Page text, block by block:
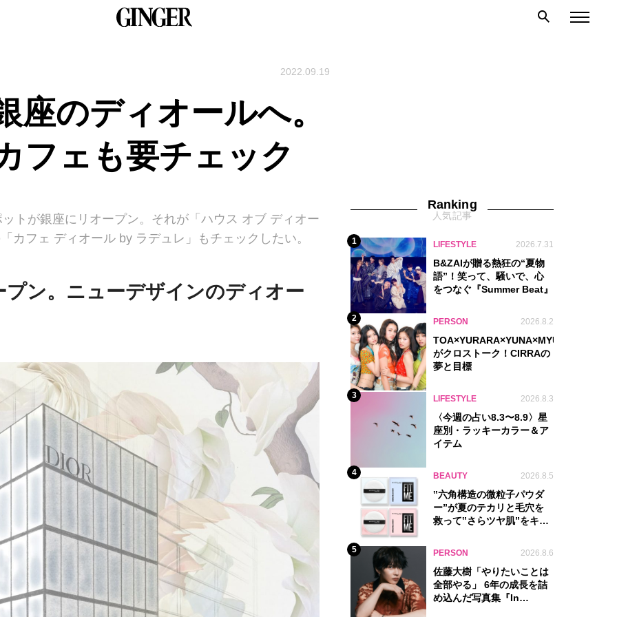
2022.09.19
座のディオールへ。
フェも要チェック
トが銀座にリオープン。それが「ハウス オブ ディオー
カフェ ディオール by ラデュレ」もチェックしたい。
ン。ニューデザインのディオー
Ranking
人気記事
1 LIFESTYLE 2026.7.31
B&ZAIが贈る熱狂の“夏物
語”！笑って、騒いで、心
をつなぐ『Summer Beat』
2 PERSON 2026.8.2
TOA×YURARA×YUNA×MYU.Y×MANON
がクロストーク！CIRRAの
夢と目標
3 LIFESTYLE 2026.8.3
〈今週の占い8.3〜8.9〉星
座別・ラッキーカラー＆ア
イテム
4 BEAUTY 2026.8.5
‟六角構造の微粒子パウダ
ー”が夏のテカリと毛穴を
救って‟さらツヤ肌”をキー
5 PERSON 2026.8.6
佐藤大樹「やりたいことは
全部やる」 6年の成長を詰
め込んだ写真集『In